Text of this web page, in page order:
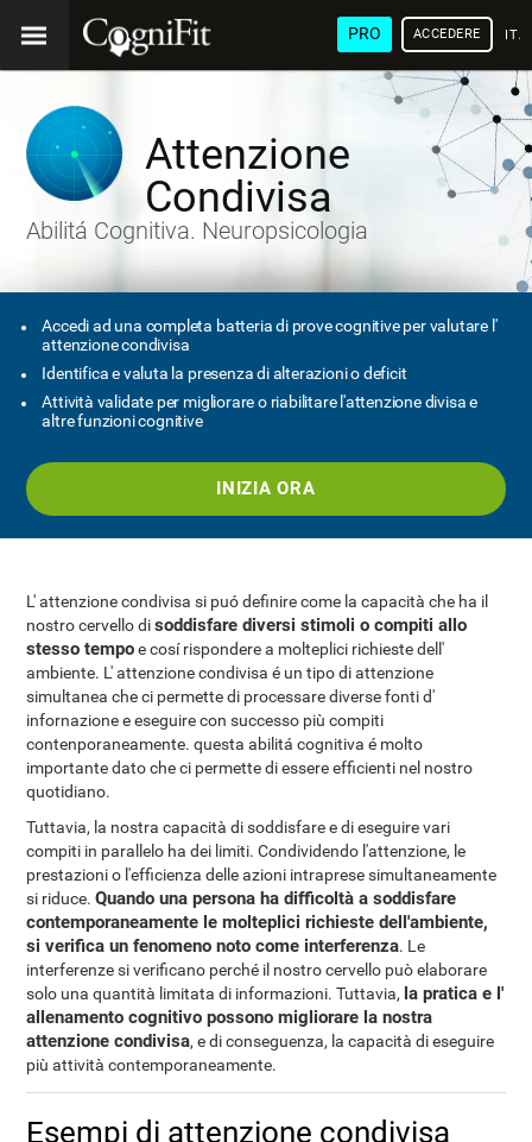
PRO ACCEDERE
Attenzione
Condivisa
Abilitá Cognitiva. Neuropsicologia
Accedi ad una completa batteria di prove cognitive per valutare l'
attenzione condivisa
Identifica e valuta la presenza di alterazioni o deficit
Attività validate per migliorare o riabilitare l'attenzione divisa e
altre funzioni cognitive
INIZIA ORA
L' attenzione condivisa si puó definire come la capacità che ha il
nostro cervello disoddisfare diversi stimoli o compiti allo
stesso tempoe cosí rispondere a molteplici richieste dell'
ambiente. L' attenzione condivisa é un tipo di attenzione
simultanea che ci permette di processare diverse fonti d'
infornazione e eseguire con successo più compiti
contenporaneamente. questa abilitá cognitiva é molto
importante dato che ci permette di essere efficienti nel nostro
quotidiano.
Tuttavia, la nostra capacità di soddisfare e di eseguire vari
compiti in parallelo ha dei limiti. Condividendo l'attenzione, le
prestazioni o l'efficienza delle azioni intraprese simultaneamente
si riduce.Quando una persona ha difficoltà a soddisfare
contemporaneamente le molteplici richieste dell'ambiente,
si verifica un fenomeno noto come interferenza. Le
interferenze si verificano perché il nostro cervello può elaborare
solo una quantità limitata di informazioni. Tuttavia, la pratica e l'
allenamento cognitivo possono migliorare la nostra
attenzione condivisa, e di conseguenza, la capacità di eseguire
più attività contemporaneamente.
Esempi di attenzione condivisa